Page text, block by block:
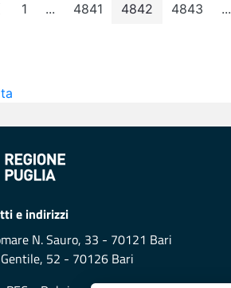
Pagina
1 ...Pagine intermedie
Pagina
4841 Pagina
4842 Pagina
4843 ...
e indirizzi
N. Sauro, 33 - 70121 Bari
Gentile, 52 - 70126 Bari